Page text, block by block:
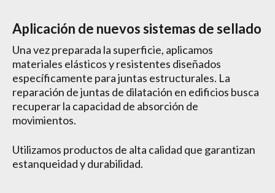
Aplicación de nuevos sistemas de sellado
Una vez preparada la superficie, aplicamos
materiales elásticos y resistentes diseñados
específicamente para juntas estructurales. La
reparación de juntas de dilatación en edificios busca
recuperar la capacidad de absorción de
movimientos.
Utilizamos productos de alta calidad que garantizan
estanqueidad y durabilidad.